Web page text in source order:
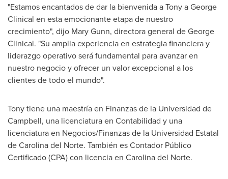
"Estamos encantados de dar la bienvenida a Tony a George
Clinical en esta emocionante etapa de nuestro
crecimiento", dijo Mary Gunn, directora general de George
Clinical. "Su amplia experiencia en estrategia financiera y
liderazgo operativo será fundamental para avanzar en
nuestro negocio y ofrecer un valor excepcional a los
clientes de todo el mundo".
Tony tiene una maestría en Finanzas de la Universidad de
Campbell, una licenciatura en Contabilidad y una
licenciatura en Negocios/Finanzas de la Universidad Estatal
deCarolina del Norte. También es Contador Público
Certificado (CPA) con licencia en Carolina del Norte.